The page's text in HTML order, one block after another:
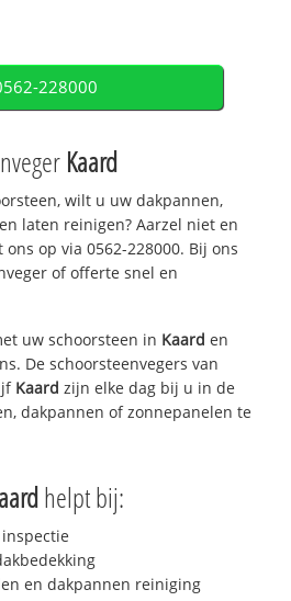
228000
Kaard
wilt u uw dakpannen,
laten reinigen? Aarzel niet en
op via 0562-228000. Bij ons
of offerte snel en
uw schoorsteen in Kaard en
De schoorsteenvegers van
Kaard zijn elke dag bij u in de
dakpannen of zonnepanelen te
helpt bij:
en dakpannen reiniging